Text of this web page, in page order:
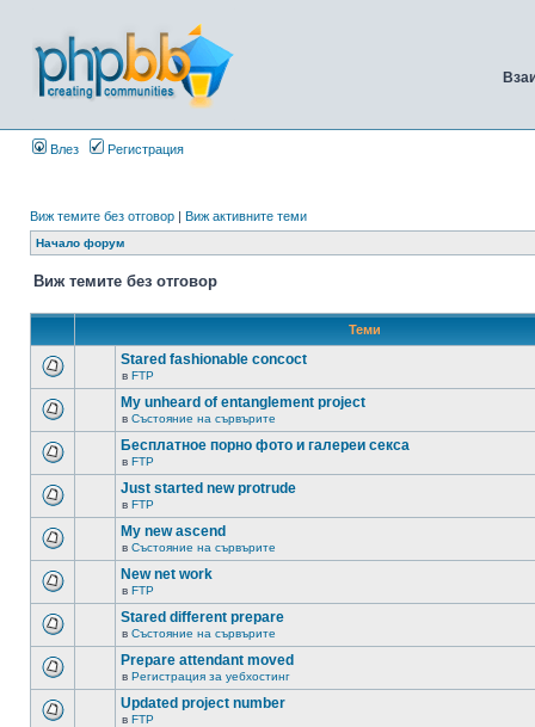
Влез Регистрация
Виж темите без отговор | Виж активните теми
Начало форум
Виж темите без отговор
Теми
Stared fashionable concoct
в FTP
My unheard of entanglement project
в Състояние на сървърите
Бесплатное порно фото и галереи секса
в FTP
Just started new protrude
в FTP
My new ascend
в Състояние на сървърите
New net work
в FTP
Stared different prepare
в Състояние на сървърите
Prepare attendant moved
в Регистрация за уебхостинг
Updated project number
в FTP